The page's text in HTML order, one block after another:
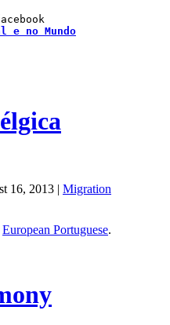
e no Mundo
16, 2013 | Migration
European Portuguese.